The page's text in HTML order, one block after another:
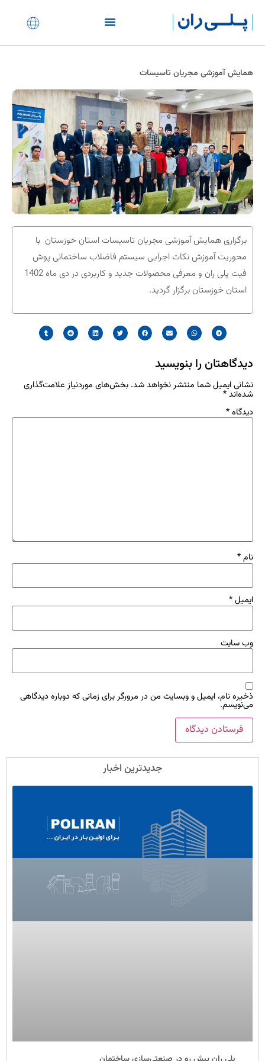
همایش آموزشی مجریان تاسیسات
برگزاری همایش آموزشی مجریان تاسیسات استان خوزستان با
محوریت آموزش نکات اجرایی سیستم فاضلاب ساختمانی پوش
فیت پلی ران و معرفی محصولات جدید و کاربردی در دی ماه 1402
استان خوزستان برگزار گردید.
دیدگاهتان را بنویسید
نشانی ایمیل شما منتشر نخواهد شد. بخش‌های موردنیاز علامت‌گذاری
شده‌اند*
دیدگاه*
نام*
ایمیل*
وب‌ سایت
ذخیره نام، ایمیل و وبسایت من در مرورگر برای زمانی که دوباره دیدگاهی
می‌نویسم.
جدیدترین اخبار